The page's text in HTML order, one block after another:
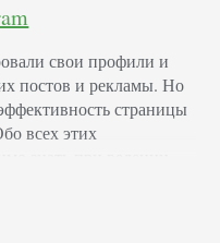
свои профили и
постов и рекламы. Но
страницы
всех этих
знать при ведении
что это такое –
чем они
что значат охваты в